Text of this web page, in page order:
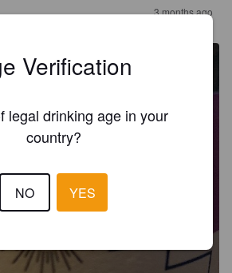
3 months ago
Verification
legal drinking age in your
country?
NO YES